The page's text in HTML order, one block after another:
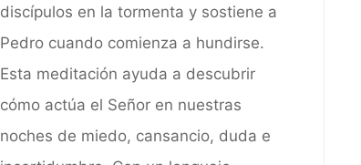
discípulos en la tormenta y sostiene a
Pedro cuando comienza a hundirse.
Esta meditación ayuda a descubrir
cómo actúa el Señor en nuestras
noches de miedo, cansancio, duda e